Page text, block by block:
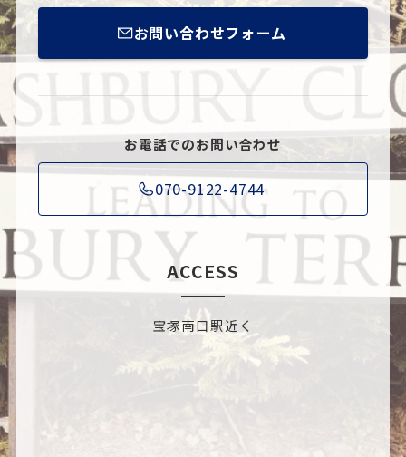
お問い合わせフォーム
お電話でのお問い合わせ
070-9122-4744
ACCESS
宝塚南口駅近く